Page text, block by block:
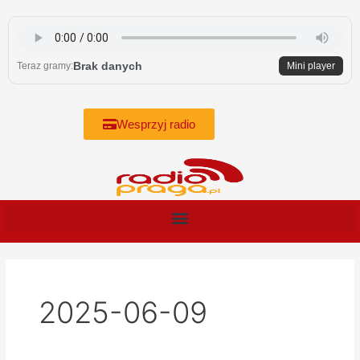
content
Teraz gramy:Brak danych Mini player
Wesprzyj radio
2025-06-09